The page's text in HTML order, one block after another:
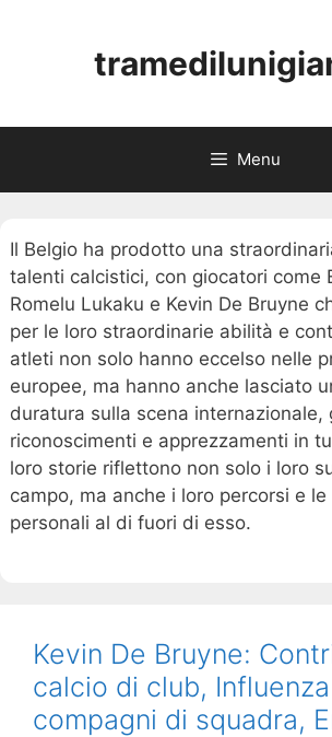
Menu
Il Belgio ha prodotto una
talenti calcistici, con giocatori come
Romelu Lukaku e Kevin De Bruyne
per le loro straordinarie abilità e
atleti non solo hanno eccelso nelle
europee, ma hanno anche lasciato
duratura sulla scena internazionale,
riconoscimenti e apprezzamenti in
loro storie riflettono non solo i loro
campo, ma anche i loro percorsi e le
personali al di fuori di esso.
Kevin De Bruyne:
calcio di club,
compagni di squadra,